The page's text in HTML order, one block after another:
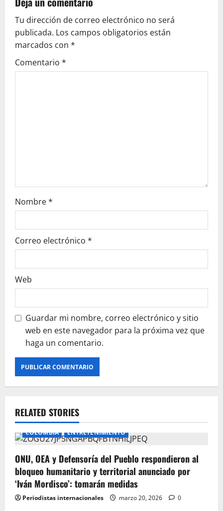
v
i
g
a
Tu dirección de correo electrónico no será
publicada. Los campos obligatorios están
marcados con *
Comentario *
Nombre*
Correo electrónico *
Web
Guardar mi nombre, correo electrónico y sitio
web en este navegador para la próxima vez que
haga un comentario.
RELATED STORIES
COLOMBIA ENTRETENIMIENTO
ONU, OEA y Defensoría del Pueblo respondieron al
bloqueo humanitario y territorial anunciado por
‘Iván Mordisco’: tomarán medidas
Periodistas internacionales marzo 20, 2026 0